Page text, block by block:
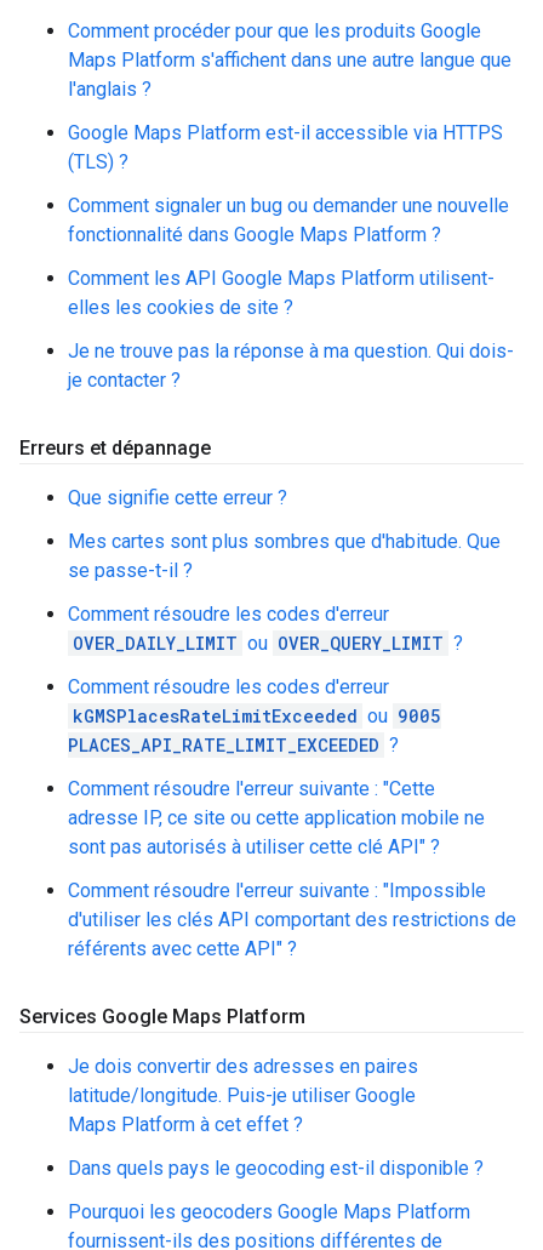
Comment procéder pour que les produits Google
Maps Platform s'affichent dans une autre langue que
l'anglais ?
Google Maps Platform est-il accessible via HTTPS
(TLS) ?
Comment signaler un bug ou demander une nouvelle
fonctionnalité dans Google Maps Platform ?
Comment les API Google Maps Platform utilisent-
elles les cookies de site ?
Je ne trouve pas la réponse à ma question. Qui dois-
je contacter ?
Erreurs et dépannage
Que signifie cette erreur ?
Mes cartes sont plus sombres que d'habitude. Que
se passe-t-il ?
Comment résoudre les codes d'erreur
OVER_DAILY_LIMIT ou OVER_QUERY_LIMIT ?
Comment résoudre les codes d'erreur
kGMSPlacesRateLimitExceeded ou 9005
PLACES_API_RATE_LIMIT_EXCEEDED ?
Comment résoudre l'erreur suivante : "Cette
adresse IP, ce site ou cette application mobile ne
sont pas autorisés à utiliser cette clé API" ?
Comment résoudre l'erreur suivante : "Impossible
d'utiliser les clés API comportant des restrictions de
référents avec cette API" ?
Services Google Maps Platform
Je dois convertir des adresses en paires
latitude/longitude. Puis-je utiliser Google
Maps Platform à cet effet ?
Dans quels pays le geocoding est-il disponible ?
Pourquoi les geocoders Google Maps Platform
fournissent-ils des positions différentes de